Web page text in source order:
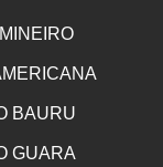
BAURU
GUARA